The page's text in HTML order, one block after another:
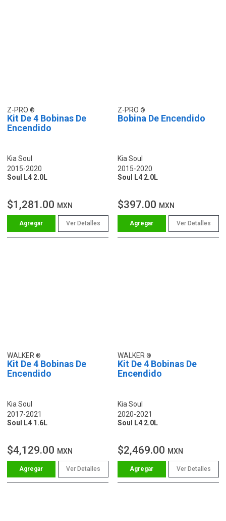
Z-PRO
Kit De 4 Bobinas De
Encendido
Kia Soul
2015-2020
Soul L4 2.0L
$1,281.00 MXN
Ver Detalles
Z-PRO
Bobina De Encendido
Kia Soul
2015-2020
Soul L4 2.0L
$397.00 MXN
Ver Detalles
WALKER
Kit De 4 Bobinas De
Encendido
Kia Soul
2017-2021
Soul L4 1.6L
$4,129.00 MXN
Ver Detalles
WALKER
Kit De 4 Bobinas De
Encendido
Kia Soul
2020-2021
Soul L4 2.0L
$2,469.00 MXN
Ver Detalles